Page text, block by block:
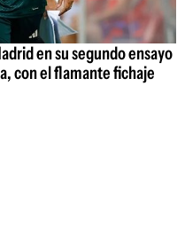
en su segundo ensayo
con el flamante fichaje